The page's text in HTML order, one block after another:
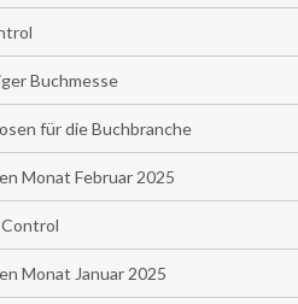
Buchmesse
für die Buchbranche
Monat Februar 2025
Monat Januar 2025